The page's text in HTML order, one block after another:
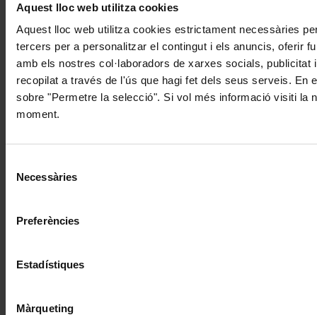
Aquest lloc web utilitza cookies
Aquest lloc web utilitza cookies estrictament necessàries
tercers per a personalitzar el contingut i els anuncis, oferir
amb els nostres col·laboradors de xarxes socials,
recopilat a través de l'ús que hagi fet dels seus serveis. En
sobre "Permetre la selecció". Si vol més informació visiti la
moment.
Necessàries
Preferències
Estadístiques
Màrqueting